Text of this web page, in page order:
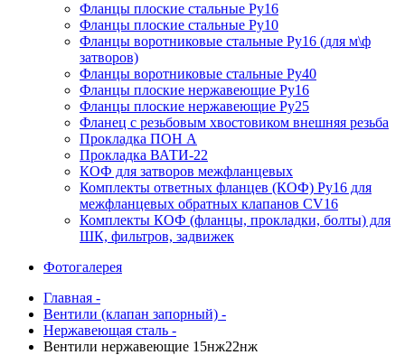
Фланцы плоские стальные Ру16
Фланцы плоские стальные Ру10
Фланцы воротниковые стальные Ру16 (для м\ф
затворов)
Фланцы воротниковые стальные Ру40
Фланцы плоские нержавеющие Ру16
Фланцы плоские нержавеющие Ру25
Фланец с резьбовым хвостовиком внешняя резьба
Прокладка ПОН А
Прокладка ВАТИ-22
КОФ для затворов межфланцевых
Комплекты ответных фланцев (КОФ) Ру16 для
межфланцевых обратных клапанов CV16
Комплекты КОФ (фланцы, прокладки, болты) для
ШК, фильтров, задвижек
Фотогалерея
Главная -
Вентили (клапан запорный) -
Нержавеющая сталь -
Вентили нержавеющие 15нж22нж